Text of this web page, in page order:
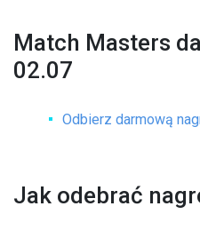
Match Masters
02.07
Odbierz darmową
Jak odebrać